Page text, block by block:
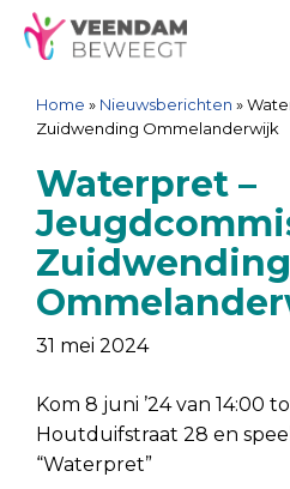
Ga
naar
inhoud
Spring
naar
navigatie
Sitemap
Ga
naar
inhoud
Home » Nieuwsberichten »
Zuidwending Ommelanderwijk
Waterpret –
Zuidwending
31 mei 2024
Kom 8 juni ’24 van 14:00
Houtduifstraat 28 en
“Waterpret”